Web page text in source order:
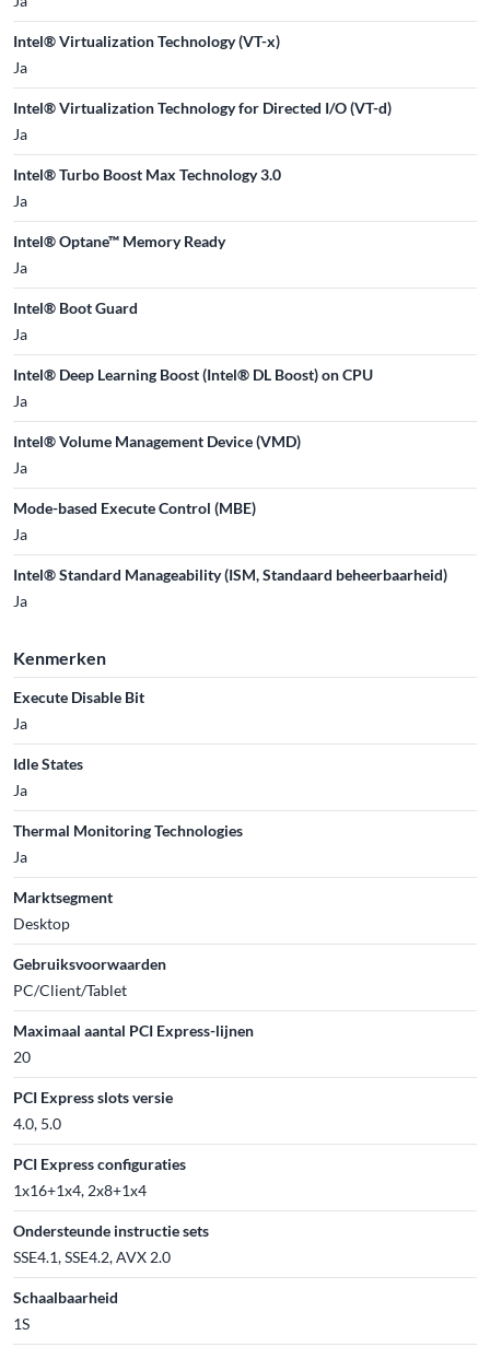
Intel® Virtualization Technology (VT-x)
Ja
Intel® Virtualization Technology for Directed I/O (VT-d)
Ja
Intel® Turbo Boost Max Technology 3.0
Ja
Intel® Optane™ Memory Ready
Ja
Intel® Boot Guard
Ja
Intel® Deep Learning Boost (Intel® DL Boost) on CPU
Ja
Intel® Volume Management Device (VMD)
Ja
Mode-based Execute Control (MBE)
Ja
Intel® Standard Manageability (ISM, Standaard beheerbaarheid)
Ja
Kenmerken
Execute Disable Bit
Ja
Idle States
Ja
Thermal Monitoring Technologies
Ja
Marktsegment
Desktop
Gebruiksvoorwaarden
PC/Client/Tablet
Maximaal aantal PCI Express-lijnen
20
PCI Express slots versie
4.0, 5.0
PCI Express configuraties
1x16+1x4, 2x8+1x4
Ondersteunde instructie sets
SSE4.1, SSE4.2, AVX 2.0
Schaalbaarheid
1S